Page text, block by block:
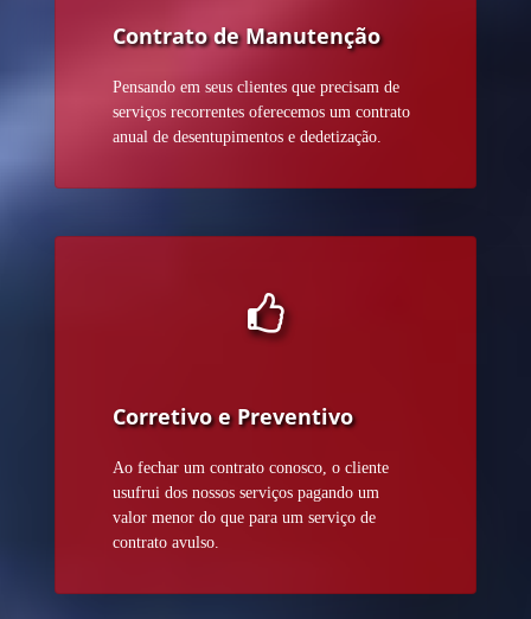
Contrato de Manutenção
Pensando em seus clientes que precisam de
serviços recorrentes oferecemos um contrato
anual de desentupimentos e dedetização.
Corretivo e Preventivo
Ao fechar um contrato conosco, o cliente
usufrui dos nossos serviços pagando um
valor menor do que para um serviço de
contrato avulso.